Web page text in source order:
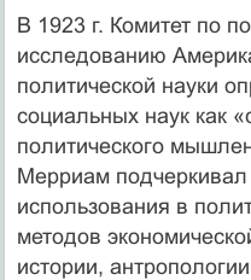
В 1923 г. Комитет по
исследованию
политической науки
социальных наук как
политического
Мерриам подчеркивал
использования в
методов
истории,